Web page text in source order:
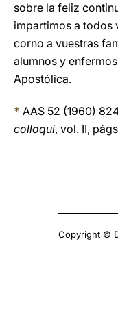
sobre la feliz
impartimos a todos
corno a vuestras
alumnos y
Apostólica.
* AAS 52 (1960)
colloqui, vol. II,
Copyright ©